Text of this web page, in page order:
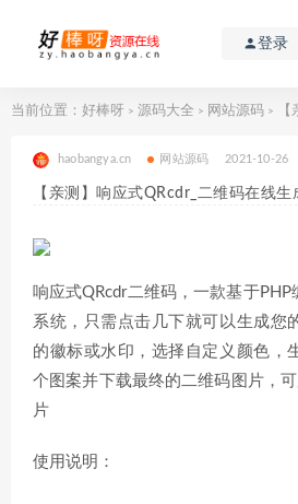
登录
当前位置： 好棒呀 > 源码大全 > 网站源码 > 【
haobangya.cn 网站源码 2021-10-26
【亲测】响应式QRcdr_二维码在线
响应式QRcdr二维码，一款基于
系统，只需点击几下就可以生成您
的徽标或水印，选择自定义颜色，
个图案并下载最终的二维码图片，
片
使用说明：